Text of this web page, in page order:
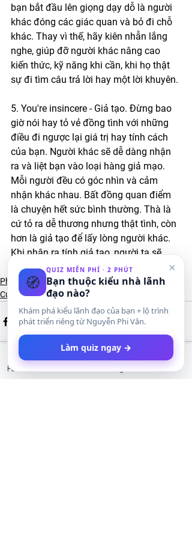
bạn bắt đầu lên giọng dạy dỗ là người
khác đóng các giác quan và bỏ đi chỗ
khác. Thay vì thế, hãy kiên nhẫn lắng
nghe, giúp đỡ người khác nâng cao
kiến thức, kỹ năng khi cần, khi họ thật
sự đi tìm câu trả lời hay một lời khuyên.
5. You're insincere - Giả tạo. Đừng bao
giờ nói hay tỏ vẻ đồng tình với những
điều đi ngược lại giá trị hay tính cách
của bạn. Người khác sẽ dễ dàng nhận
ra và liệt bạn vào loại hàng giả mạo.
Mỗi người đều có góc nhìn và cảm
nhận khác nhau. Bất đồng quan điểm
là chuyện hết sức bình thường. Thà là
cứ tỏ ra dễ thương nhưng thật tình, còn
hơn là giả tạo để lấy lòng người khác.
Khi nhận ra tính giả tạo, người ta sẽ
chẳng bao giờ cho bạn cơ hội thứ 2.
Phát triển bản thân
Cuộc sống & hạnh phúc
Facebook
×
🧭
QUIZ MIỄN PHÍ · 2 PHÚT
Bạn thuộc kiểu nhà lãnh
đạo nào?
Khám phá kiểu lãnh đạo của bạn + lộ trình
phát triển riêng từ Nguyễn Phi Vân.
Làm quiz ngay →